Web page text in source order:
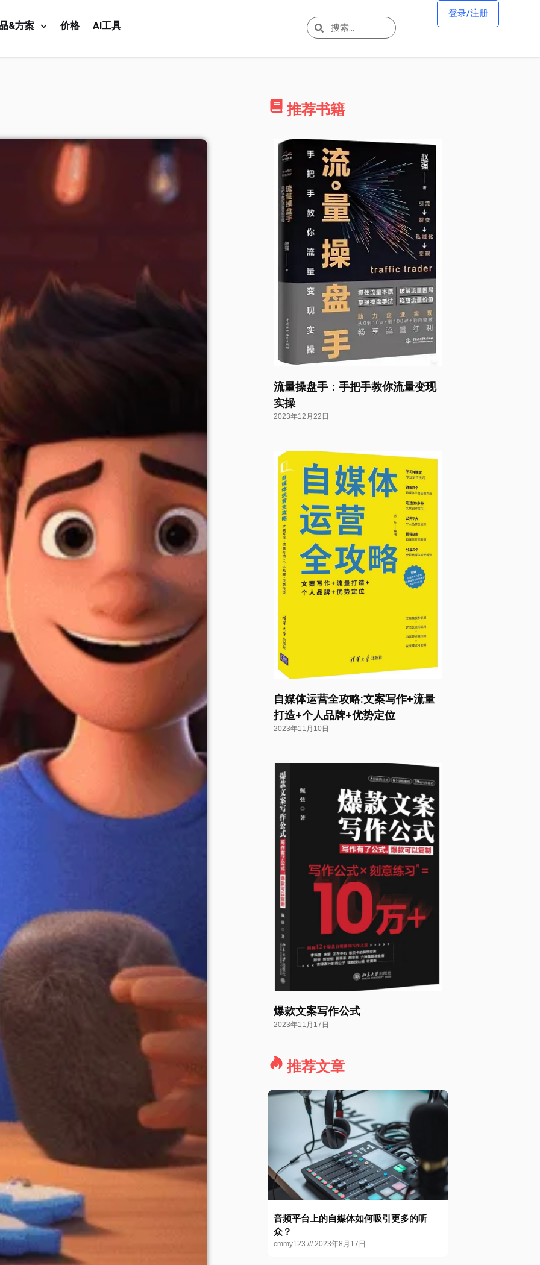
&方案 价格 AI工具
登录/注册
推荐书籍
流量操盘手：手把手教你流量变现
实操
2023年12月22日
自媒体运营全攻略:文案写作+流量
打造+个人品牌+优势定位
2023年11月10日
爆款文案写作公式
2023年11月17日
推荐文章
音频平台上的自媒体如何吸引更多的听
众？
cmmy123 2023年8月17日